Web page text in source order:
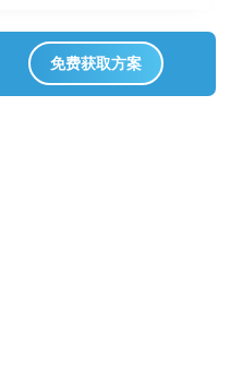
免费获取方案